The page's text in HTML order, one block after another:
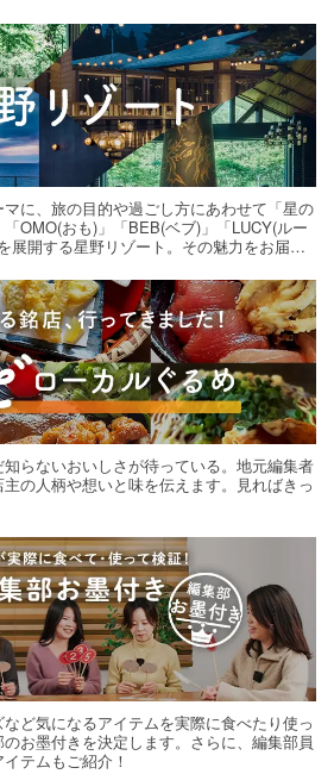
マに、旅の目的や過ごし方にあわせて「星の
OMO(おも)」「BEB(ベブ)」「LUCY(ルー
展開する星野リゾート。その魅力をお届け
らないおいしさが待っている。地元編集者
の人柄や想いと味を伝えます。見ればきっ
ど気になるアイテムを実際に食べたり使っ
お墨付きを決定します。さらに、編集部員
テムもご紹介！